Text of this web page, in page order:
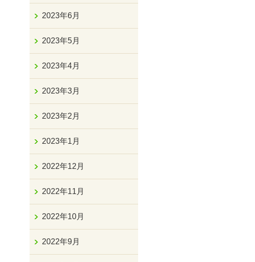
2023年6月
2023年5月
2023年4月
2023年3月
2023年2月
2023年1月
2022年12月
2022年11月
2022年10月
2022年9月